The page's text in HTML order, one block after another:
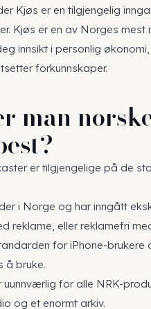
Kjøs er en tilgjengelig
Kjøs er en av Norges
innsikt i personlig
forkunnskaper.
man
er tilgjengelige på de
i Norge og har inngått
reklame, eller reklamefri
for iPhone-brukere
å bruke.
uunnværlig for alle NRK-
og et enormt arkiv.